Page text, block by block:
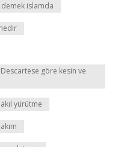
demek islamda
göre kesin ve
yürütme